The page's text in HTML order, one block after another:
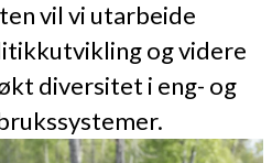
vil vi utarbeide
og videre
diversitet i eng- og